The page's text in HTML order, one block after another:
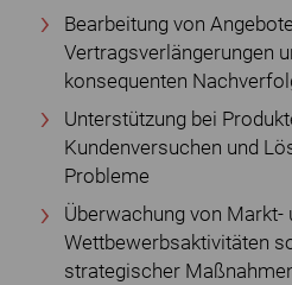
Bearbeitung von
Vertragsverlängerungen
konsequenten
Unterstützung bei
Kundenversuchen und
Probleme
Überwachung von Markt-
Wettbewerbsaktivitäten
strategischer